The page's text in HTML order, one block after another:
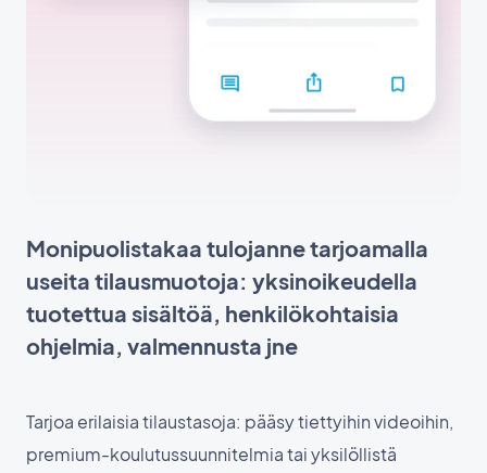
Monipuolistakaa tulojanne tarjoamalla
useita tilausmuotoja: yksinoikeudella
tuotettua sisältöä, henkilökohtaisia
ohjelmia, valmennusta jne
Tarjoa erilaisia tilaustasoja: pääsy tiettyihin videoihin,
premium-koulutussuunnitelmia tai yksilöllistä